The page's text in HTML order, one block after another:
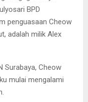
BPD
penguasaan Cheow
adalah milik Alex
Surabaya, Cheow
mulai mengalami